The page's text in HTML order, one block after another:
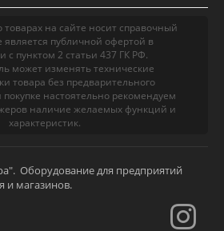
на сайте носит справочный
является публичной офертой в
с пунктом 2 статьи 437 ГК РФ.
может изменять технические
товара без предварительного
настоятельно рекомендуем
наличие желаемых функций и
характеристик.
Оборудование для предприятий
и магазинов.